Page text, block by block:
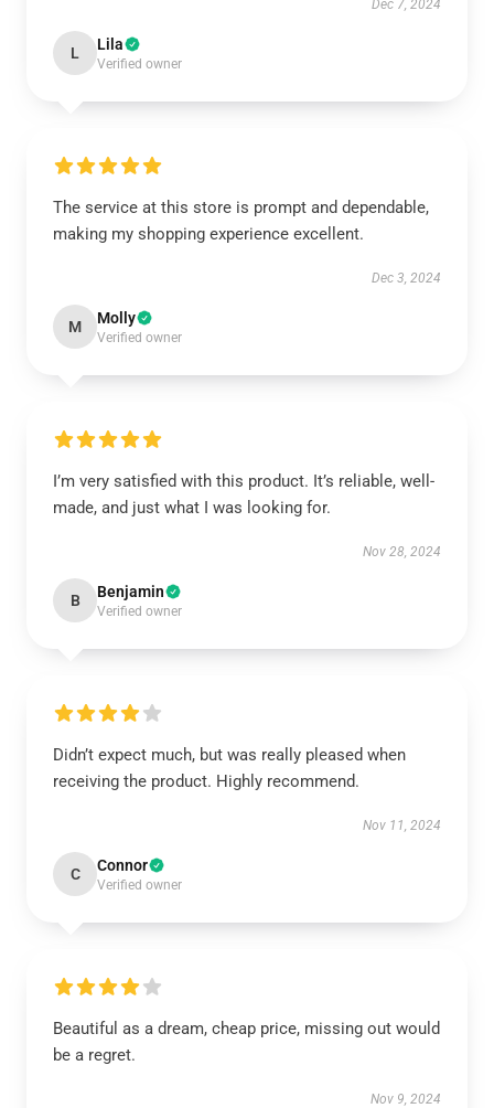
Dec 7, 2024
L Lila
Verified owner
The service at this store is prompt and dependable,
making my shopping experience excellent.
Dec 3, 2024
M Molly
Verified owner
I’m very satisfied with this product. It’s reliable, well-
made, and just what I was looking for.
Nov 28, 2024
B Benjamin
Verified owner
Didn’t expect much, but was really pleased when
receiving the product. Highly recommend.
Nov 11, 2024
C Connor
Verified owner
Beautiful as a dream, cheap price, missing out would
be a regret.
Nov 9, 2024